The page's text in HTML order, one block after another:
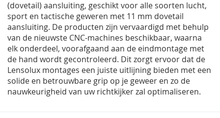
(dovetail) aansluiting, geschikt voor alle soorten lucht,
sport en tactische geweren met 11 mm dovetail
aansluiting. De producten zijn vervaardigd met behulp
van de nieuwste CNC-machines beschikbaar, waarna
elk onderdeel, voorafgaand aan de eindmontage met
de hand wordt gecontroleerd. Dit zorgt ervoor dat de
Lensolux montages een juiste uitlijning bieden met een
solide en betrouwbare grip op je geweer en zo de
nauwkeurigheid van uw richtkijker zal optimaliseren.